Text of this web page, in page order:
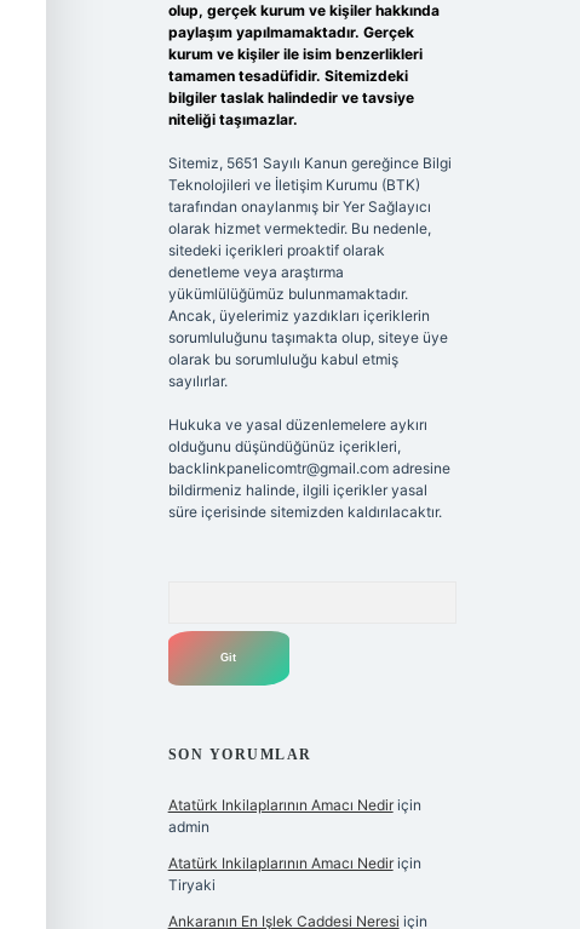
olup, gerçek kurum ve kişiler hakkında
paylaşım yapılmamaktadır. Gerçek
kurum ve kişiler ile isim benzerlikleri
tamamen tesadüfidir. Sitemizdeki
bilgiler taslak halindedir ve tavsiye
niteliği taşımazlar.
Sitemiz, 5651 Sayılı Kanun gereğince Bilgi
Teknolojileri ve İletişim Kurumu (BTK)
tarafından onaylanmış bir Yer Sağlayıcı
olarak hizmet vermektedir. Bu nedenle,
sitedeki içerikleri proaktif olarak
denetleme veya araştırma
yükümlülüğümüz bulunmamaktadır.
Ancak, üyelerimiz yazdıkları içeriklerin
sorumluluğunu taşımakta olup, siteye üye
olarak bu sorumluluğu kabul etmiş
sayılırlar.
Hukuka ve yasal düzenlemelere aykırı
olduğunu düşündüğünüz içerikleri,
backlinkpanelicomtr@gmail.comadresine
bildirmeniz halinde, ilgili içerikler yasal
süre içerisinde sitemizden kaldırılacaktır.
SON YORUMLAR
Atatürk Inkilaplarının Amacı Nediriçin
admin
Atatürk Inkilaplarının Amacı Nediriçin
Tiryaki
Ankaranın En Işlek Caddesi Neresi için